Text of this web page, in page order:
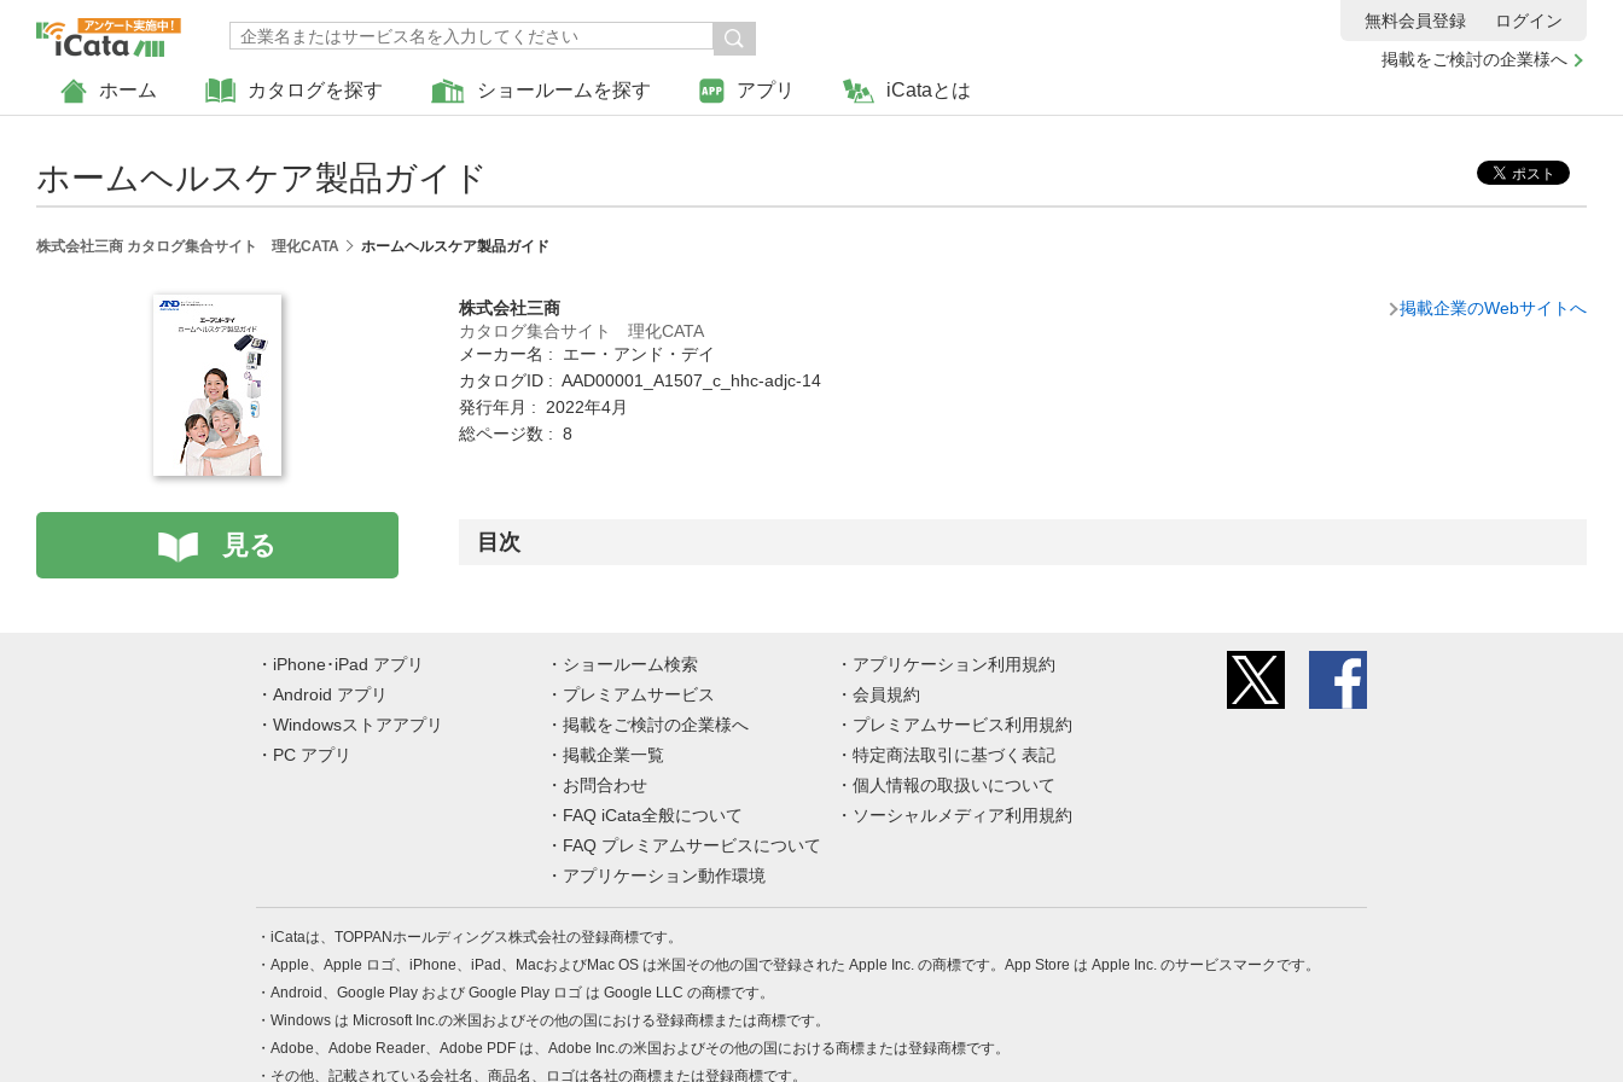
ホーム カタログを探す ショールームを探す アプリ iCataとは
掲載をご検討の企業様へ
無料会員登録 ログイン
ホームヘルスケア製品ガイド
株式会社三商 カタログ集合サイト 理化CATA ホームヘルスケア製品ガイド
見る
株式会社三商
カタログ集合サイト 理化CATA
メーカー名 : エー・アンド・デイ
カタログID : AAD00001_A1507_c_hhc-adjc-14
発行年月 : 2022年4月
総ページ数 : 8
掲載企業のWebサイトへ
目次
iPhone･iPad アプリ
Android アプリ
Windowsストアアプリ
PC アプリ
ショールーム検索
プレミアムサービス
掲載をご検討の企業様へ
掲載企業一覧
お問合わせ
FAQ iCata全般について
FAQ プレミアムサービスについて
アプリケーション動作環境
アプリケーション利用規約
会員規約
プレミアムサービス利用規約
特定商法取引に基づく表記
個人情報の取扱いについて
ソーシャルメディア利用規約
iCataは、TOPPANホールディングス株式会社の登録商標です。
Apple、Apple ロゴ、iPhone、iPad、MacおよびMac OS は米国その他の国で登録された Apple Inc. の商標です。App Store は Apple Inc. のサービスマークです。
Android、Google Play および Google Play ロゴ は Google LLC の商標です。
Windows は Microsoft Inc.の米国およびその他の国における登録商標または商標です。
Adobe、Adobe Reader、Adobe PDF は、Adobe Inc.の米国およびその他の国における商標または登録商標です。
その他、記載されている会社名、商品名、ロゴは各社の商標または登録商標です。